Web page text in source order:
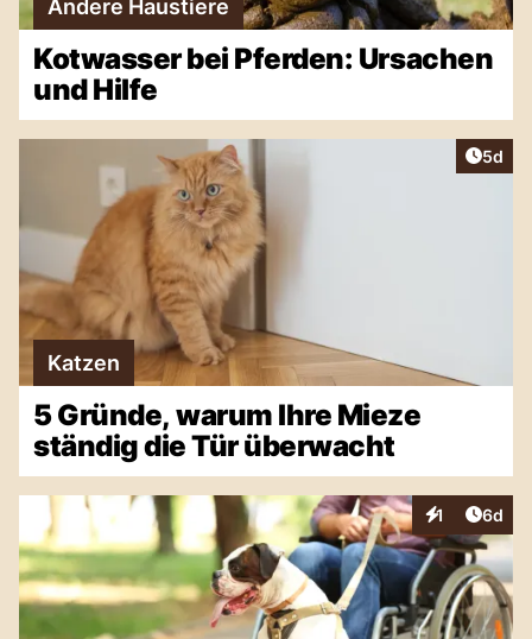
Andere Haustiere
Kotwasser bei Pferden: Ursachen
und Hilfe
5d
Katzen
5 Gründe, warum Ihre Mieze
ständig die Tür überwacht
1
Interaktionen
6d